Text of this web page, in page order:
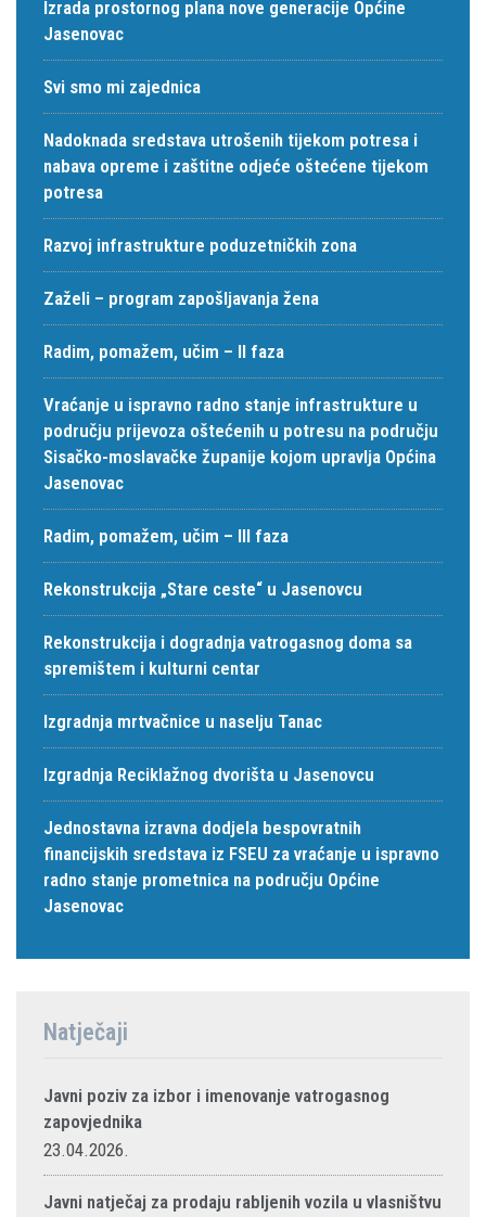
Izrada prostornog plana nove generacije Općine
Jasenovac
Svi smo mi zajednica
Nadoknada sredstava utrošenih tijekom potresa i
nabava opreme i zaštitne odjeće oštećene tijekom
potresa
Razvoj infrastrukture poduzetničkih zona
Zaželi – program zapošljavanja žena
Radim, pomažem, učim – II faza
Vraćanje u ispravno radno stanje infrastrukture u
području prijevoza oštećenih u potresu na području
Sisačko-moslavačke županije kojom upravlja Općina
Jasenovac
Radim, pomažem, učim – III faza
Rekonstrukcija „Stare ceste“ u Jasenovcu
Rekonstrukcija i dogradnja vatrogasnog doma sa
spremištem i kulturni centar
Izgradnja mrtvačnice u naselju Tanac
Izgradnja Reciklažnog dvorišta u Jasenovcu
Jednostavna izravna dodjela bespovratnih
financijskih sredstava iz FSEU za vraćanje u ispravno
radno stanje prometnica na području Općine
Jasenovac
Natječaji
Javni poziv za izbor i imenovanje vatrogasnog
zapovjednika
23.04.2026.
Javni natječaj za prodaju rabljenih vozila u vlasništvu